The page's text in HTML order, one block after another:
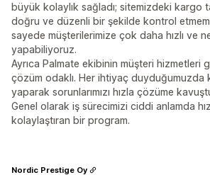
büyük kolaylık sağladı; sitemizdeki kargo
doğru ve düzenli bir şekilde kontrol
sayede müşterilerimize çok daha hızlı ve
yapabiliyoruz.
Ayrıca Palmate ekibinin müşteri hizmetleri
çözüm odaklı. Her ihtiyaç duyduğumuzda
yaparak sorunlarımızı hızla çözüme
Genel olarak iş sürecimizi ciddi anlamda
kolaylaştıran bir program.
Nordic Prestige Oy